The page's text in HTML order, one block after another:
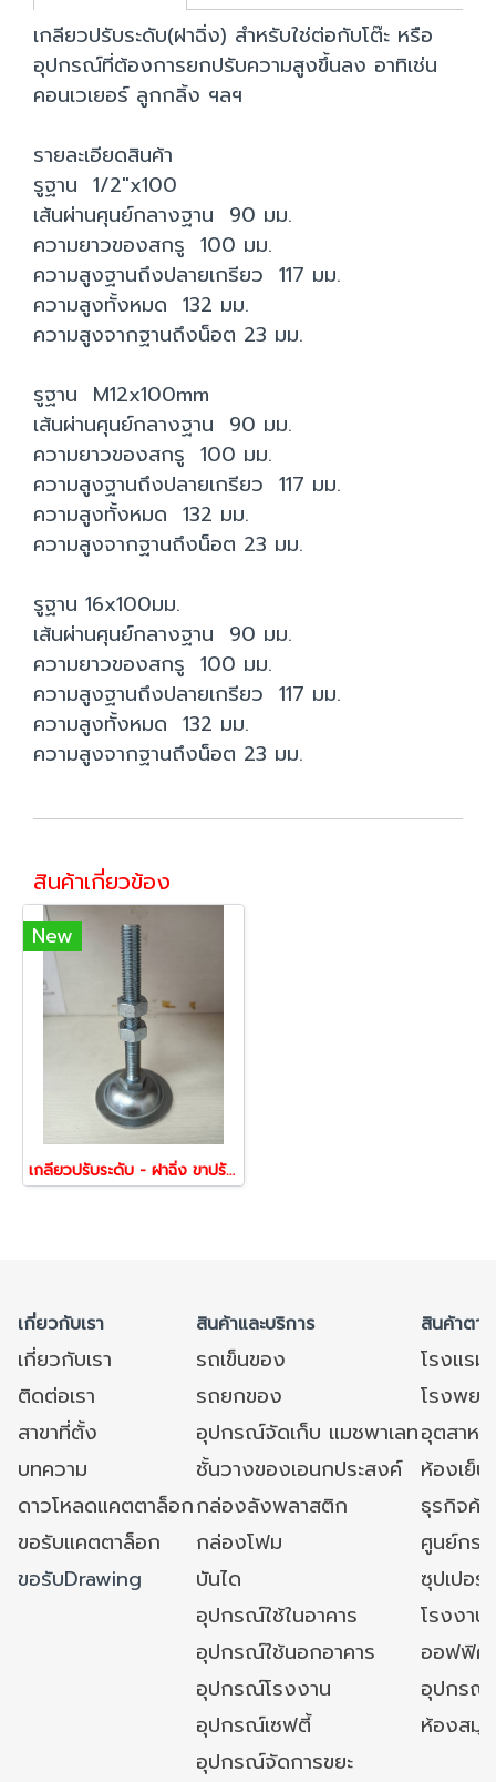
เกลียวปรับระดับ(ฝาฉิ่ง) สำหรับใช่ต่อกับโต๊ะ หรือ
อุปกรณ์ที่ต้องการยกปรับความสูงขึ้นลง อาทิเช่น
คอนเวเยอร์ ลูกกลิ้ง ฯลฯ
รายละเอียดสินค้า
รูฐาน 1/2"x100
เส้นผ่านศุนย์กลางฐาน 90 มม.
ความยาวของสกรู 100 มม.
ความสูงฐานถึงปลายเกรียว 117 มม.
ความสูงทั้งหมด 132 มม.
ความสูงจากฐานถึงน็อต 23 มม.
รูฐาน M12x100mm
เส้นผ่านศุนย์กลางฐาน 90 มม.
ความยาวของสกรู 100 มม.
ความสูงฐานถึงปลายเกรียว 117 มม.
ความสูงทั้งหมด 132 มม.
ความสูงจากฐานถึงน็อต 23 มม.
รูฐาน 16x100มม.
เส้นผ่านศุนย์กลางฐาน 90 มม.
ความยาวของสกรู 100 มม.
ความสูงฐานถึงปลายเกรียว 117 มม.
ความสูงทั้งหมด 132 มม.
ความสูงจากฐานถึงน็อต 23 มม.
สินค้าเกี่ยวข้อง
New
เกลียวปรับระดับ - ฝาฉิ่ง ขาปรับระดับติดตั้งโต๊ะ Happy move
เกี่ยวกับเรา สินค้าและบริการ สินค้าตา
เกี่ยวกับเรา รถเข็นของ
โรงแร
ติดต่อเรา
รถยกของ
โรงพย
สาขาที่ตั้ง
อุปกรณ์จัดเก็บ แมชพาเลทอุตสาหก
บทความ
ชั้นวางของเอนกประสงค์
ห้องเย็
ดาวโหลดแคตตาล็อกกล่องลังพลาสติก
ธุรกิจค้
ขอรับแคตตาล็อก
กล่องโฟม
ศูนย์กร
ขอรับDrawing
บันได
ซุปเปอ
อุปกรณ์ใช้ในอาคาร
โรงงา
อุปกรณ์ใช้นอกอาคาร
ออฟฟิศ/
อุปกรณ์โรงงาน
อุปกรณ์
อุปกรณ์เซฟตี้
ห้องสมุ
อุปกรณ์จัดการขยะ